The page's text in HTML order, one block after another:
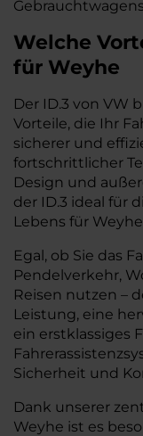
Welche
für Weyhe
Der ID.3 von VW
Vorteile, die Ihr
sicherer und
fortschrittlicher
Design und
der ID.3 ideal für
Lebens für
Egal, ob Sie das
Pendelverkehr,
Reisen nutzen –
Leistung, eine
ein erstklassiges
Sicherheit und
Dank unserer
Weyhe ist es